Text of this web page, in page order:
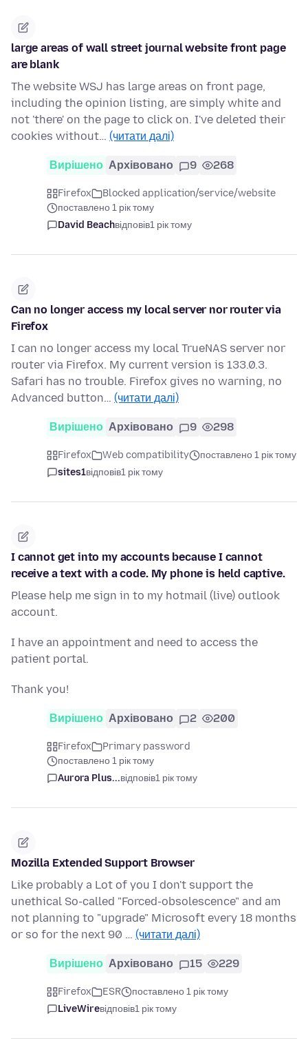
large areas of wall street journal website front page
are blank
The website WSJ has large areas on front page,
including the opinion listing, are simply white and
not 'there' on the page to click on. I've deleted their
cookies without… (читати далі)
Вирішено Архівовано 9 268
Firefox
Blocked application/service/website
поставлено 1 рік тому
David Beachвідповів1 рік тому
Can no longer access my local server nor router via
Firefox
I can no longer access my local TrueNAS server nor
router via Firefox. My current version is 133.0.3.
Safari has no trouble. Firefox gives no warning, no
Advanced button… (читати далі)
Вирішено Архівовано 9 298
Firefox Web compatibility
поставлено 1 рік тому
sites1відповів1 рік тому
I cannot get into my accounts because I cannot
receive a text with a code. My phone is held captive.
Please help me sign in to my hotmail (live) outlook
account.
I have an appointment and need to access the
patient portal.
Thank you!
Вирішено Архівовано 2 200
Firefox
Primary password
поставлено 1 рік тому
Aurora Plus...відповів1 рік тому
Mozilla Extended Support Browser
Like probably a Lot of you I don't support the
unethical So-called "Forced-obsolescence" and am
not planning to "upgrade" Microsoft every 18 months
or so for the next 90 … (читати далі)
Вирішено Архівовано 15 229
Firefox ESR
поставлено 1 рік тому
LiveWireвідповів1 рік тому